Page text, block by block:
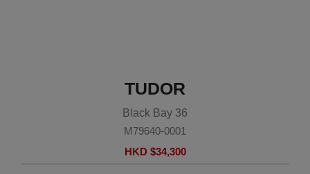
TUDOR
Black Bay 36
M79640-0001
HKD $34,300